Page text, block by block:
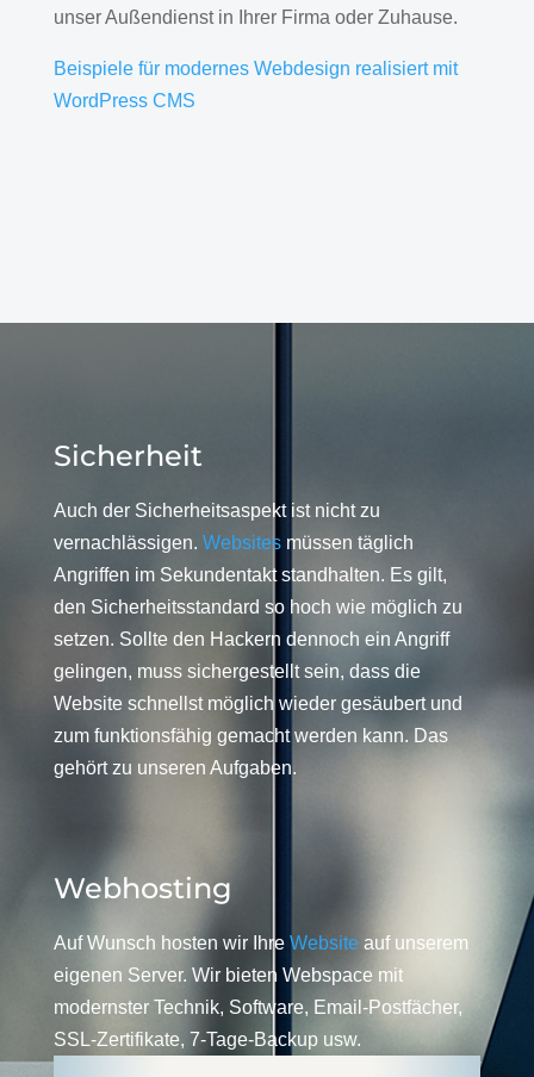
unser Außendienst in Ihrer Firma oder Zuhause.
Beispiele für modernes Webdesign realisiert mit
WordPress CMS
Sicherheit
Auch der Sicherheitsaspekt ist nicht zu
vernachlässigen. Websitesmüssen täglich
Angriffen im Sekundentakt standhalten. Es gilt,
den Sicherheitsstandard so hoch wie möglich zu
setzen. Sollte den Hackern dennoch ein Angriff
gelingen, muss sichergestellt sein, dass die
Website schnellst möglich wieder gesäubert und
zum funktionsfähig gemacht werden kann. Das
gehört zu unseren Aufgaben.
Webhosting
Auf Wunsch hosten wir Ihre Website auf unserem
eigenen Server. Wir bieten Webspace mit
modernster Technik, Software, Email-Postfächer,
SSL-Zertifikate, 7-Tage-Backup usw.